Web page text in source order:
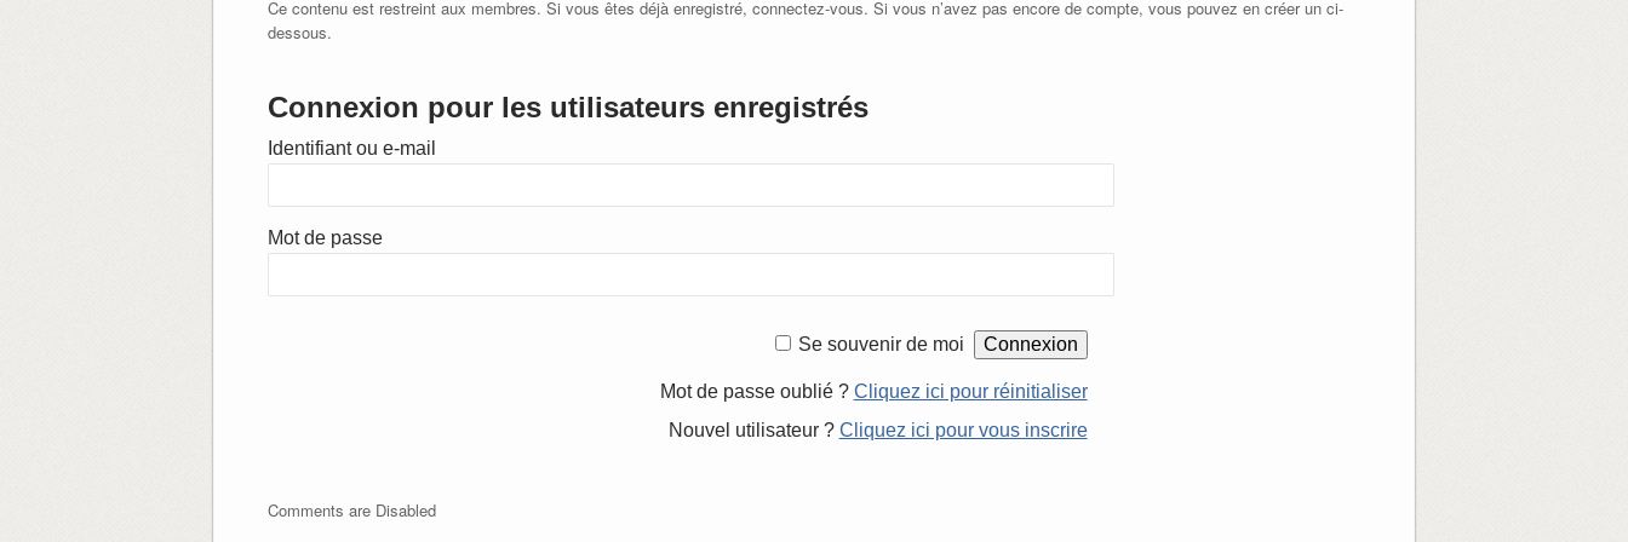
Ce contenu est restreint aux membres. Si vous êtes déjà enregistré, connectez-vous. Si vous n’avez pas encore de compte, vous pouvez en créer un ci-
dessous.
Connexion pour les utilisateurs enregistrés
Identifiant ou e-mail
Mot de passe
Se souvenir de moi
Mot de passe oublié ? Cliquez ici pour réinitialiser
Nouvel utilisateur ? Cliquez ici pour vous inscrire
Comments are Disabled